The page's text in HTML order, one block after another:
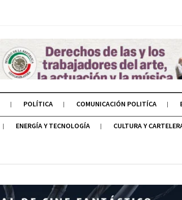
POLÍTICA COMUNICACIÓN POLITÍCA
ENERGÍA Y TECNOLOGÍA CULTURA Y